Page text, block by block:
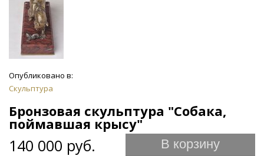
Опубликовано в:
Скульптура
Бронзовая скульптура "Собака,
поймавшая крысу"
140 000 руб. В корзину